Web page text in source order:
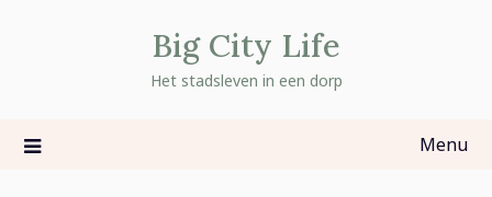
Big City Life
Het stadsleven in een dorp
Menu